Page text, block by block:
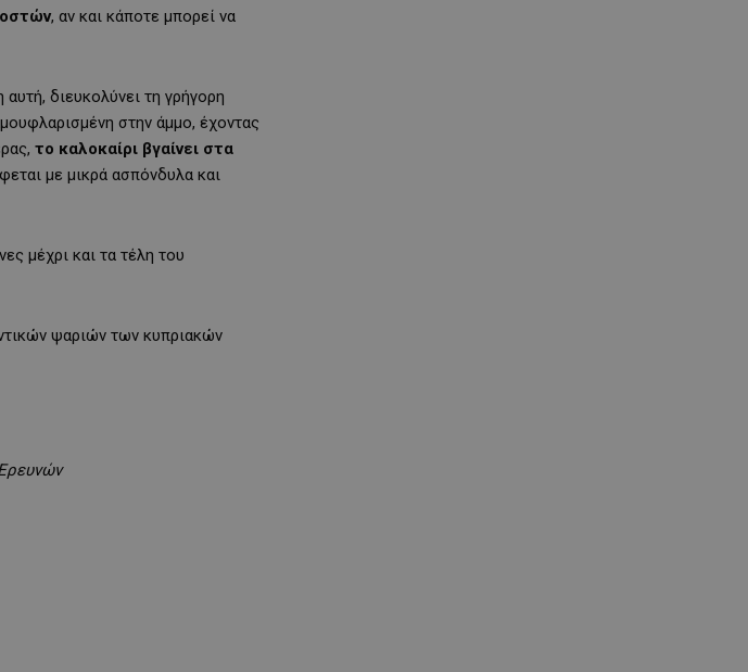
, αν και κάποτε μπορεί να
διευκολύνει τη γρήγορη
στην άμμο, έχοντας
το καλοκαίρι βγαίνει στα
με μικρά ασπόνδυλα και
μέχρι και τα τέλη του
ψαριών των κυπριακών